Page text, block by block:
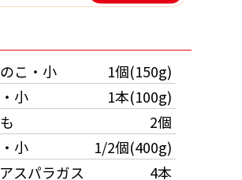
こ・小
1個(150g)
小
1本(100g)
2個
小
1/2個(400g)
スパラガス
4本